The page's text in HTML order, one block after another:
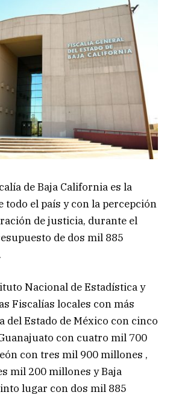
de Baja California es la
todo el país y con la percepción
de justicia, durante el
de dos mil 885
Nacional de Estadística y
Fiscalías locales con más
del Estado de México con cinco
con cuatro mil 700
con tres mil 900 millones ,
mil 200 millones y Baja
lugar con dos mil 885